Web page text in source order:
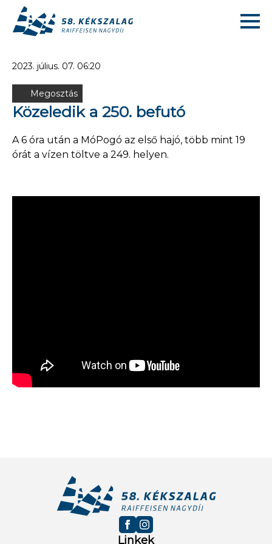
2023. július. 07. 06:20
Megosztás
Közeledik a 250. befutó
A 6 óra után a MóPogó az első hajó, több mint 19
órát a vízen töltve a 249. helyen.
Linkek